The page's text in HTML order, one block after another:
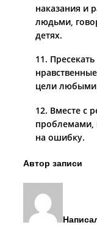
наказания и
людьми,
детях.
11.
цели любыми
12. Вместе с
проблемами,
на ошибку.
Автор записи